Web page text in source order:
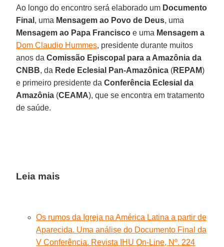
Ao longo do encontro será elaborado um Documento
Final , uma Mensagem ao Povo de Deus, uma
Mensagem ao Papa Francisco e uma Mensagem a
Dom Claudio Hummes, presidente durante muitos
anos daComissão Episcopal para a Amazônia da
CNBB, da Rede Eclesial Pan-Amazônica (REPAM)
e primeiro presidente daConferência Eclesial da
Amazônia (CEAMA), que se encontra em tratamento
de saúde.
Leia mais
Os rumos da Igreja na América Latina a partir de
Aparecida. Uma análise do Documento Final da
V Conferência. Revista IHU On-Line, Nº. 224